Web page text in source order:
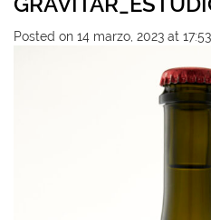
Posted on 14 marzo, 2023 at 17:53